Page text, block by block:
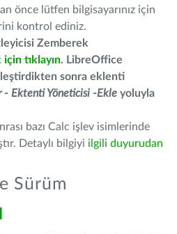
önce lütfen bilgisayarınız için
kontrol ediniz.
Zemberek
tıklayın. LibreOffice
sonra eklenti
- Ektenti Yöneticisi -Ekle yoluyla
bazı Calc işlev isimlerinde
Detaylı bilgiyi ilgili duyurudan
Sürüm